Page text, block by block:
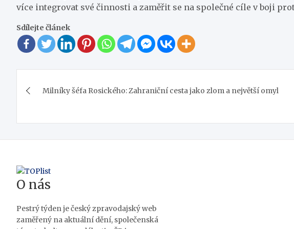
více integrovat své činnosti a zaměřit se na společné cíle v boji
Sdílejte článek
pro
příspěvek
Milníky šéfa Rosického: Zahraniční cesta jako zlom a největší omyl
O nás
Pestrý týden je český zpravodajský web
zaměřený na aktuální dění, společenská